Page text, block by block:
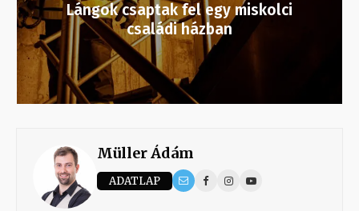
Lángok csaptak fel egy miskolci
családi házban
Müller Ádám
ADATLAP